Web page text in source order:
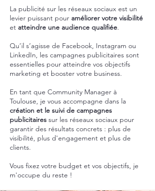
La publicité sur les réseaux sociaux est un
levier puissant pour améliorer votre visibilité
et atteindre une audience qualifiée.
Qu’il s’agisse de Facebook, Instagram ou
LinkedIn, les campagnes publicitaires sont
essentielles pour atteindre vos objectifs
marketing et booster votre business.
En tant que Community Manager à
Toulouse, je vous accompagne dans la
création et le suivi de campagnes
publicitaires sur les réseaux sociaux pour
garantir des résultats concrets : plus de
visibilité, plus d'engagement et plus de
clients.
Vous fixez votre budget et vos objectifs, je
m'occupe du reste !